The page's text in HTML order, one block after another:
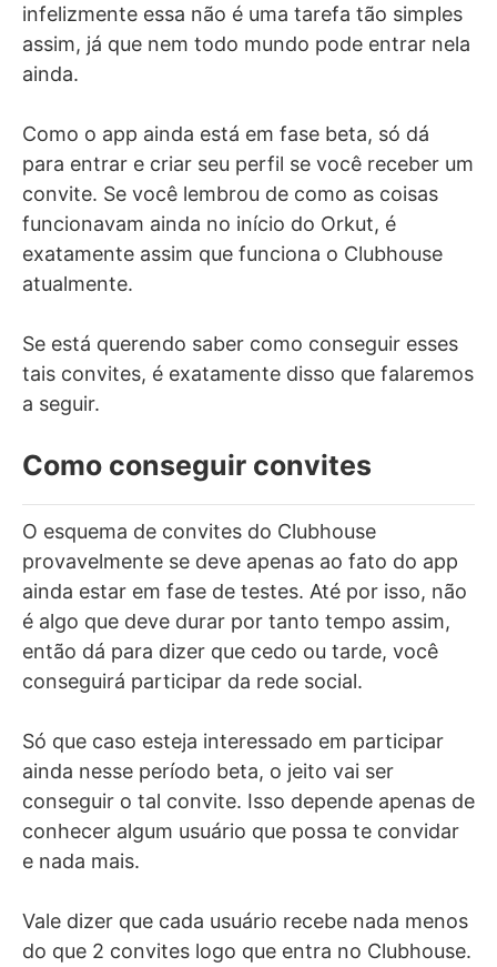
infelizmente essa não é uma tarefa tão simples
assim, já que nem todo mundo pode entrar nela
ainda.
Como o app ainda está em fase beta, só dá
para entrar e criar seu perfil se você receber um
convite. Se você lembrou de como as coisas
funcionavam ainda no início do Orkut, é
exatamente assim que funciona o Clubhouse
atualmente.
Se está querendo saber como conseguir esses
tais convites, é exatamente disso que falaremos
a seguir.
Como conseguir convites
O esquema de convites do Clubhouse
provavelmente se deve apenas ao fato do app
ainda estar em fase de testes. Até por isso, não
é algo que deve durar por tanto tempo assim,
então dá para dizer que cedo ou tarde, você
conseguirá participar da rede social.
Só que caso esteja interessado em participar
ainda nesse período beta, o jeito vai ser
conseguir o tal convite. Isso depende apenas de
conhecer algum usuário que possa te convidar
e nada mais.
Vale dizer que cada usuário recebe nada menos
do que 2 convites logo que entra no Clubhouse.